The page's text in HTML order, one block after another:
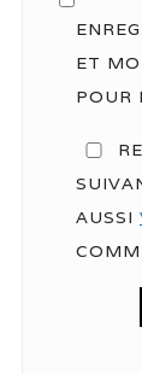
ET
POUR
AUSSI